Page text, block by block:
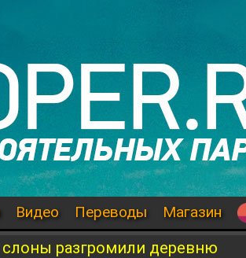
Видео Переводы Магазин
разгромили деревню